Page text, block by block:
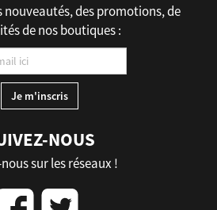
nouveautés, des promotions, de
de nos boutiques :
NOUS
sur les réseaux !